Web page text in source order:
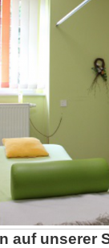
auf unserer